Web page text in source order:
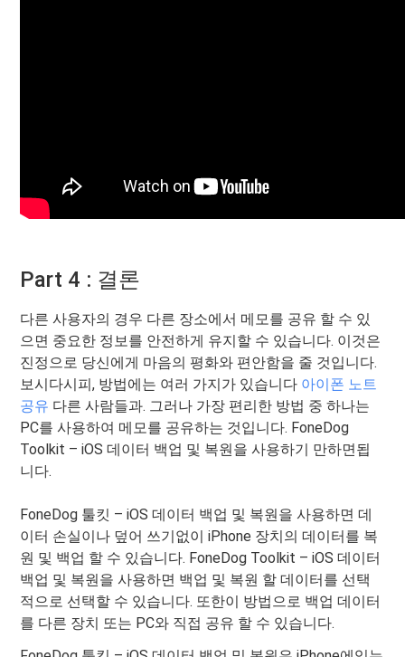
Part 4 : 결론
다른 사용자의 경우 다른 장소에서 메모를 공유 할 수 있
으면 중요한 정보를 안전하게 유지할 수 있습니다. 이것은
진정으로 당신에게 마음의 평화와 편안함을 줄 것입니다.
보시다시피, 방법에는 여러 가지가 있습니다 아이폰 노트
공유 다른 사람들과. 그러나 가장 편리한 방법 중 하나는
PC를 사용하여 메모를 공유하는 것입니다. FoneDog
Toolkit – iOS 데이터 백업 및 복원을 사용하기 만하면됩
니다.
FoneDog 툴킷 – iOS 데이터 백업 및 복원을 사용하면 데
이터 손실이나 덮어 쓰기없이 iPhone 장치의 데이터를 복
원 및 백업 할 수 있습니다. FoneDog Toolkit – iOS 데이터
백업 및 복원을 사용하면 백업 및 복원 할 데이터를 선택
적으로 선택할 수 있습니다. 또한이 방법으로 백업 데이터
를 다른 장치 또는 PC와 직접 공유 할 수 있습니다.